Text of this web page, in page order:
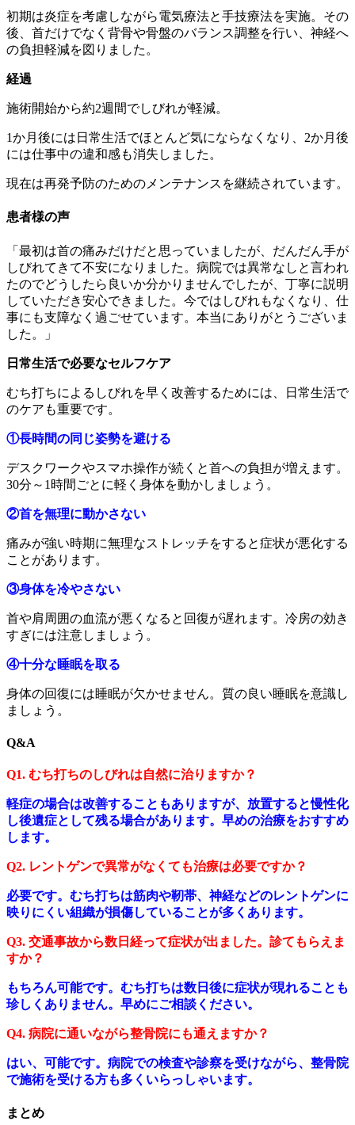
初期は炎症を考慮しながら電気療法と手技療法を実施。その
後、首だけでなく背骨や骨盤のバランス調整を行い、神経へ
の負担軽減を図りました。
経過
施術開始から約2週間でしびれが軽減。
1か月後には日常生活でほとんど気にならなくなり、2か月後
には仕事中の違和感も消失しました。
現在は再発予防のためのメンテナンスを継続されています。
患者様の声
「最初は首の痛みだけだと思っていましたが、だんだん手が
しびれてきて不安になりました。病院では異常なしと言われ
たのでどうしたら良いか分かりませんでしたが、丁寧に説明
していただき安心できました。今ではしびれもなくなり、仕
事にも支障なく過ごせています。本当にありがとうございま
した。」
日常生活で必要なセルフケア
むち打ちによるしびれを早く改善するためには、日常生活で
のケアも重要です。
①長時間の同じ姿勢を避ける
デスクワークやスマホ操作が続くと首への負担が増えます。
30分～1時間ごとに軽く身体を動かしましょう。
②首を無理に動かさない
痛みが強い時期に無理なストレッチをすると症状が悪化する
ことがあります。
③身体を冷やさない
首や肩周囲の血流が悪くなると回復が遅れます。冷房の効き
すぎには注意しましょう。
④十分な睡眠を取る
身体の回復には睡眠が欠かせません。質の良い睡眠を意識し
ましょう。
Q&A
Q1. むち打ちのしびれは自然に治りますか？
軽症の場合は改善することもありますが、放置すると慢性化
し後遺症として残る場合があります。早めの治療をおすすめ
します。
Q2. レントゲンで異常がなくても治療は必要ですか？
必要です。むち打ちは筋肉や靭帯、神経などのレントゲンに
映りにくい組織が損傷していることが多くあります。
Q3. 交通事故から数日経って症状が出ました。診てもらえま
すか？
もちろん可能です。むち打ちは数日後に症状が現れることも
珍しくありません。早めにご相談ください。
Q4. 病院に通いながら整骨院にも通えますか？
はい、可能です。病院での検査や診察を受けながら、整骨院
で施術を受ける方も多くいらっしゃいます。
まとめ